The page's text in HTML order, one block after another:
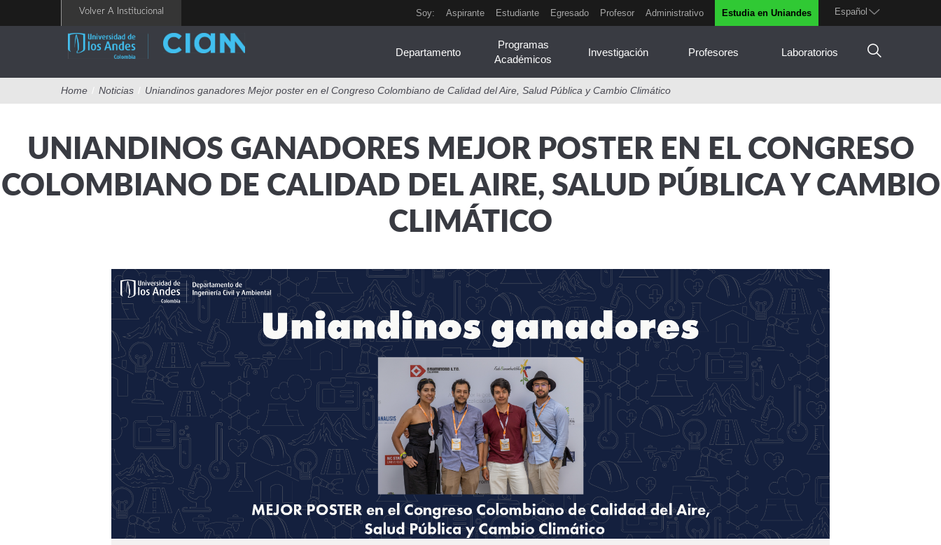
Español
Soy: Aspirante Estudiante Egresado Profesor Administrativo Estudia en Uniandes
Volver A Institucional
Departamento
Programas
Académicos
Investigación Profesores Laboratorios
Home / Noticias / Uniandinos ganadores Mejor poster en el Congreso Colombiano de Calidad del Aire, Salud Pública y Cambio Climático
UNIANDINOS GANADORES MEJOR POSTER EN EL CONGRESO
COLOMBIANO DE CALIDAD DEL AIRE, SALUD PÚBLICA Y CAMBIO
CLIMÁTICO